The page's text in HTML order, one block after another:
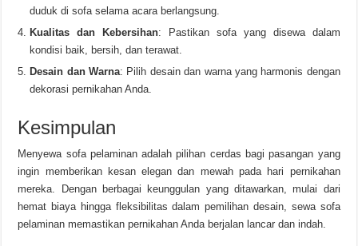
duduk di sofa selama acara berlangsung.
Kualitas dan Kebersihan: Pastikan sofa yang disewa dalam
kondisi baik, bersih, dan terawat.
Desain dan Warna: Pilih desain dan warna yang harmonis dengan
dekorasi pernikahan Anda.
Kesimpulan
Menyewa sofa pelaminan adalah pilihan cerdas bagi pasangan yang
ingin memberikan kesan elegan dan mewah pada hari pernikahan
mereka. Dengan berbagai keunggulan yang ditawarkan, mulai dari
hemat biaya hingga fleksibilitas dalam pemilihan desain, sewa sofa
pelaminan memastikan pernikahan Anda berjalan lancar dan indah.